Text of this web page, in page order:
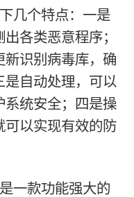
几个特点：一是
各类恶意程序；
新识别病毒库，确
是自动处理，可以
系统安全；四是操
可以实现有效的防
一款功能强大的